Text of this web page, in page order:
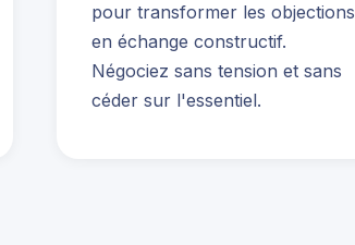
pour transformer les objections
en échange constructif.
Négociez sans tension et sans
céder sur l'essentiel.